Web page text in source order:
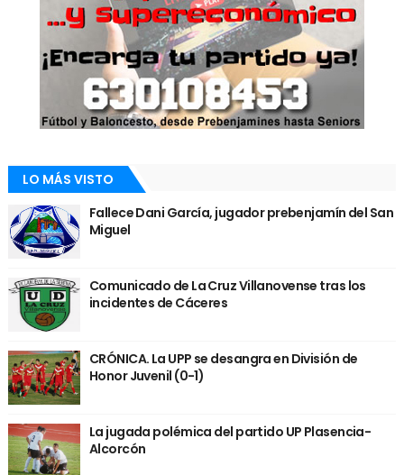
LO MÁS VISTO
Fallece Dani García, jugador prebenjamín del San
Miguel
Comunicado de La Cruz Villanovense tras los
incidentes de Cáceres
CRÓNICA. La UPP se desangra en División de
Honor Juvenil (0-1)
La jugada polémica del partido UP Plasencia-
Alcorcón